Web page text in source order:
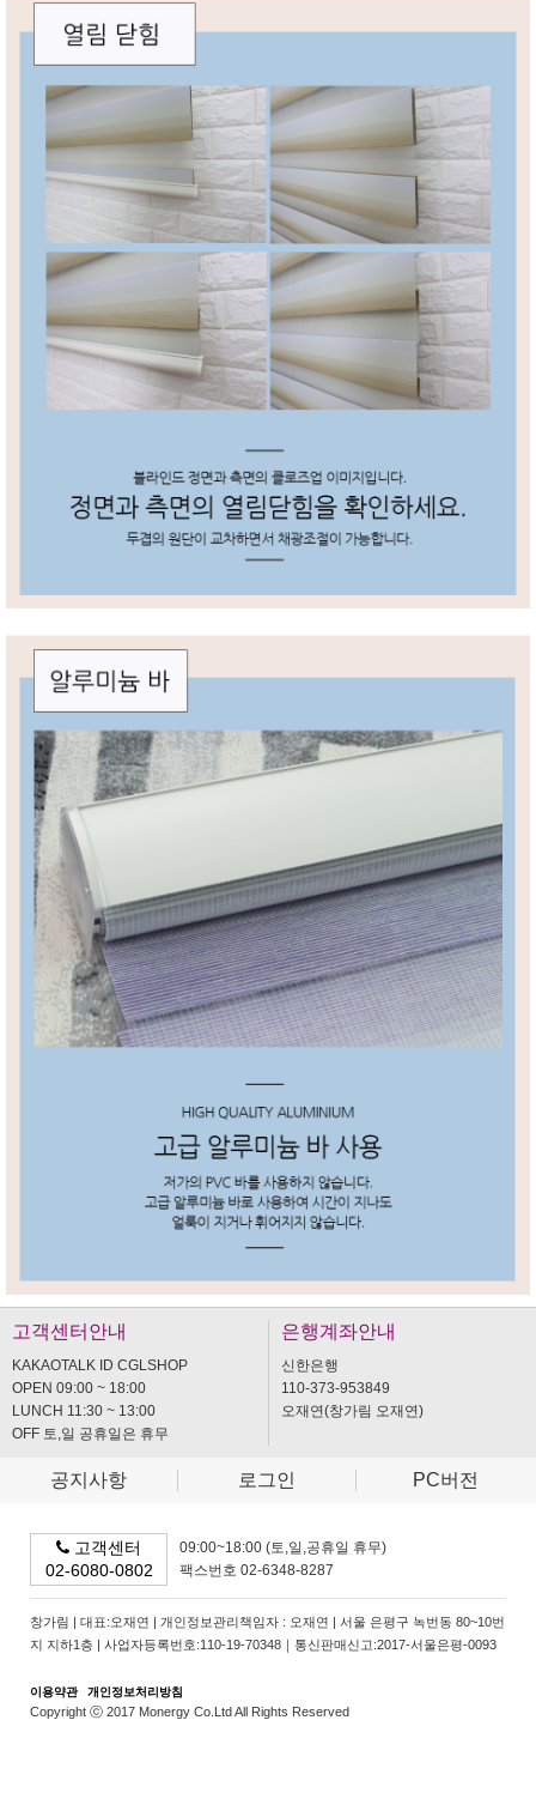
고객센터안내
KAKAOTALK ID CGLSHOP
OPEN 09:00 ~ 18:00
LUNCH 11:30 ~ 13:00
OFF 토,일 공휴일은 휴무
은행계좌안내
신한은행
110-373-953849
오재연(창가림 오재연)
공지사항 로그인 PC버전
고객센터
02-6080-0802
09:00~18:00 (토,일,공휴일 휴무)
팩스번호 02-6348-8287
창가림 | 대표:오재연 | 개인정보관리책임자 : 오재연 | 서울 은평구 녹번동 80~10번
지 지하1층 | 사업자등록번호:110-19-70348｜통신판매신고:2017-서울은평-0093
이용약관 개인정보처리방침
Copyright ⓒ 2017 Monergy Co.Ltd All Rights Reserved